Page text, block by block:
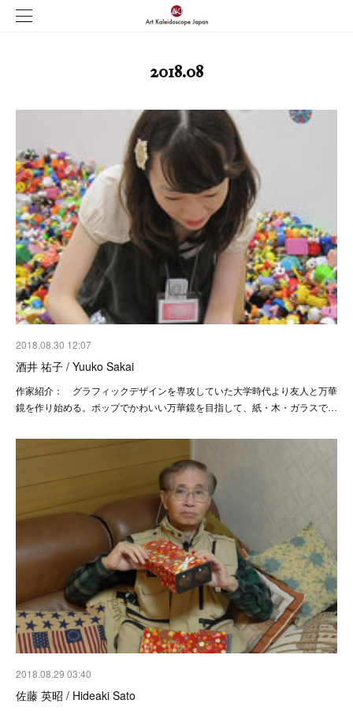
2018.08
2018.08.30 12:07
酒井 祐子 / Yuuko Sakai
作家紹介： グラフィックデザインを専攻していた大学時代より友人と万華
鏡を作り始める。ポップでかわいい万華鏡を目指して、紙・木・ガラスで…
2018.08.29 03:40
佐藤 英昭 / Hideaki Sato